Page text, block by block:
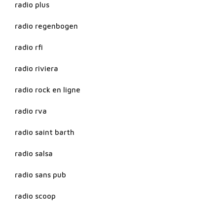
radio plus
radio regenbogen
radio rfi
radio riviera
radio rock en ligne
radio rva
radio saint barth
radio salsa
radio sans pub
radio scoop